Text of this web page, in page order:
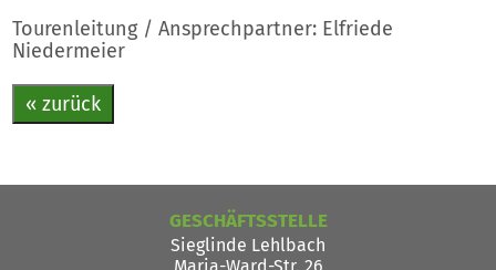
Tourenleitung / Ansprechpartner: Elfriede
Niedermeier
« zurück
GESCHÄFTSSTELLE
Sieglinde Lehlbach
Maria-Ward-Str. 26